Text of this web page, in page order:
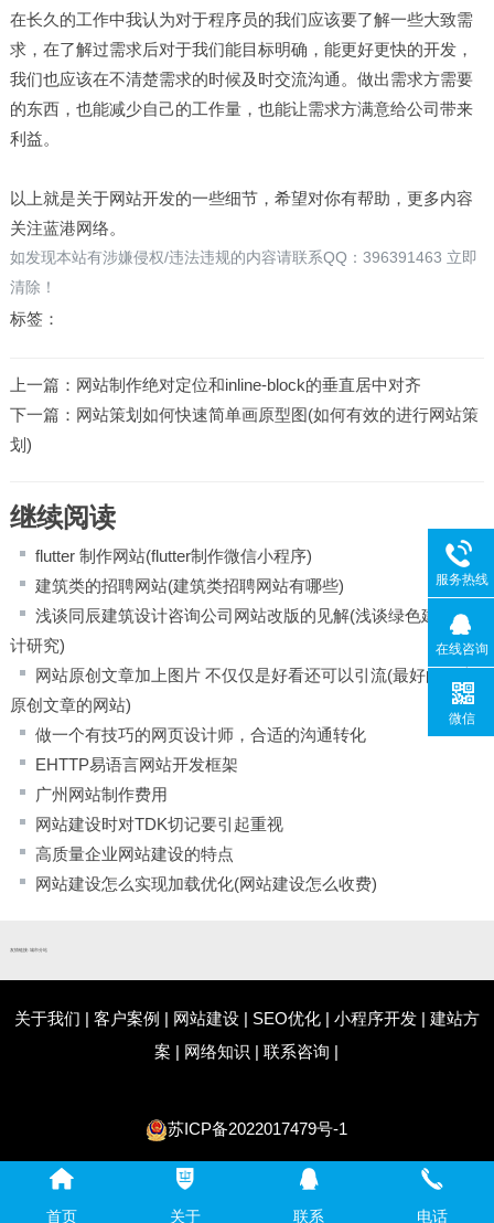
在长久的工作中我认为对于程序员的我们应该要了解一些大致需
求，在了解过需求后对于我们能目标明确，能更好更快的开发，
我们也应该在不清楚需求的时候及时交流沟通。做出需求方需要
的东西，也能减少自己的工作量，也能让需求方满意给公司带来
利益。
以上就是关于网站开发的一些细节，希望对你有帮助，更多内容
关注蓝港网络。
如发现本站有涉嫌侵权/违法违规的内容请联系QQ：396391463 立即
清除！
标签：
上一篇： 网站制作绝对定位和inline-block的垂直居中对齐
下一篇： 网站策划如何快速简单画原型图(如何有效的进行网站策
划)
继续阅读
flutter 制作网站(flutter制作微信小程序)
建筑类的招聘网站(建筑类招聘网站有哪些)
浅谈同辰建筑设计咨询公司网站改版的见解(浅谈绿色建筑设
计研究)
网站原创文章加上图片 不仅仅是好看还可以引流(最好的发表
原创文章的网站)
做一个有技巧的网页设计师，合适的沟通转化
EHTTP易语言网站开发框架
广州网站制作费用
网站建设时对TDK切记要引起重视
高质量企业网站建设的特点
网站建设怎么实现加载优化(网站建设怎么收费)
友情链接: 城市分站
关于我们 | 客户案例 | 网站建设| SEO优化| 小程序开发| 建站方
案 | 网络知识 |联系咨询 |
苏ICP备2022017479号-1
首页 关于 联系 电话
服务热线
在线咨询
微信